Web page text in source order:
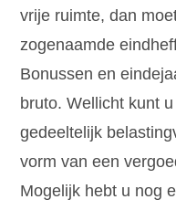
vrije ruimte, dan
zogenaamde
Bonussen en
bruto. Wellicht kunt
gedeeltelijk
vorm van een
Mogelijk hebt u nog